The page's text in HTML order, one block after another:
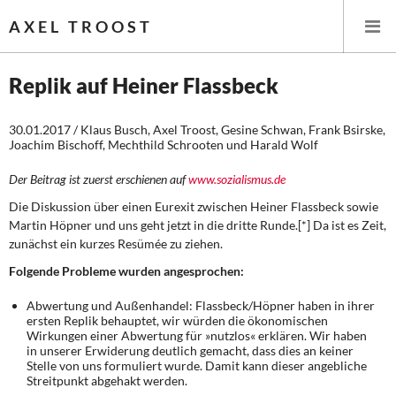
AXEL TROOST
Leitlinien linker Wirtschafts- und Finanzpolitik
Wirtschaftspolitik
Öffentliche Infrastruktur und Daseinsvorsorge
Eurokrise und Griechenland
Replik auf Heiner Flassbeck
30.01.2017 / Klaus Busch, Axel Troost, Gesine Schwan, Frank Bsirske,
Joachim Bischoff, Mechthild Schrooten und Harald Wolf
Der Beitrag ist zuerst erschienen aufwww.sozialismus.de
Die Diskussion über einen Eurexit zwischen Heiner Flassbeck sowie
Martin Höpner und uns geht jetzt in die dritte Runde.[*] Da ist es Zeit,
zunächst ein kurzes Resümée zu ziehen.
Folgende Probleme wurden angesprochen:
Abwertung und Außenhandel: Flassbeck/Höpner haben in ihrer
ersten Replik behauptet, wir würden die ökonomischen
Wirkungen einer Abwertung für »nutzlos« erklären. Wir haben
in unserer Erwiderung deutlich gemacht, dass dies an keiner
Stelle von uns formuliert wurde. Damit kann dieser angebliche
Streitpunkt abgehakt werden.